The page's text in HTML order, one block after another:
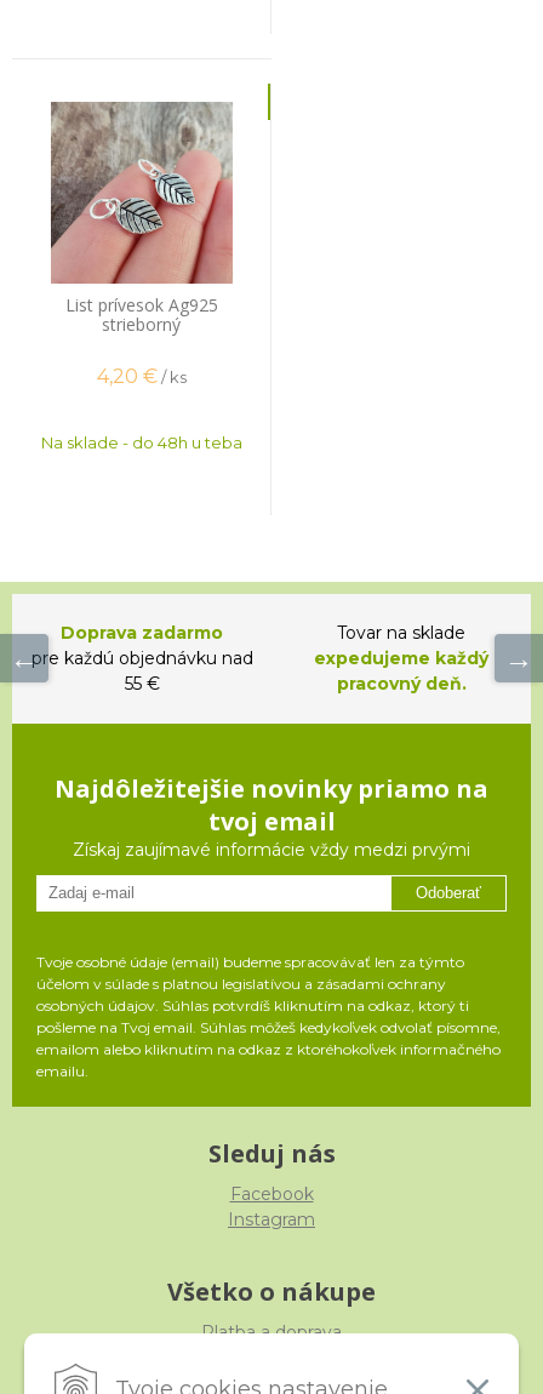
List prívesok Ag925
strieborný
4,20 € / ks
Na sklade - do 48h u teba
Doprava zadarmo
pre každú objednávku nad
55 €
Tovar na sklade
expedujeme každý
pracovný deň.
Najdôležitejšie novinky priamo na
tvoj email
Získaj zaujímavé informácie vždy medzi prvými
Odoberať
Tvoje osobné údaje (email) budeme spracovávať len za týmto
účelom v súlade s platnou legislatívou a zásadami ochrany
osobných údajov. Súhlas potvrdíš kliknutím na odkaz, ktorý ti
pošleme na Tvoj email. Súhlas môžeš kedykoľvek odvolať písomne,
emailom alebo kliknutím na odkaz z ktoréhokoľvek informačného
emailu.
Sleduj nás
Facebook
Instagram
Všetko o nákupe
Platba a doprava
Obchodné podmienky